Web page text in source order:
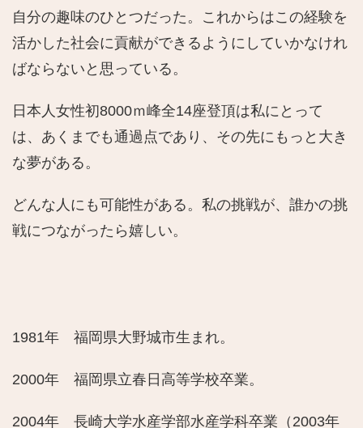
自分の趣味のひとつだった。これからはこの経験を
活かした社会に貢献ができるようにしていかなけれ
ばならないと思っている。
日本人女性初8000ｍ峰全14座登頂は私にとって
は、あくまでも通過点であり、その先にもっと大き
な夢がある。
どんな人にも可能性がある。私の挑戦が、誰かの挑
戦につながったら嬉しい。
1981年 福岡県大野城市生まれ。
2000年 福岡県立春日高等学校卒業。
2004年 長崎大学水産学部水産学科卒業（2003年